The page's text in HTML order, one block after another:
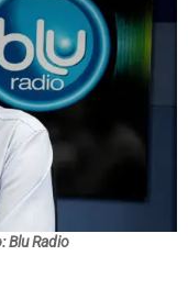
Blu Radio